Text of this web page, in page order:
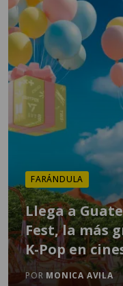
FARÁNDULA
Llega a
Fest, la más
K-Pop en
POR MONICA AVILA